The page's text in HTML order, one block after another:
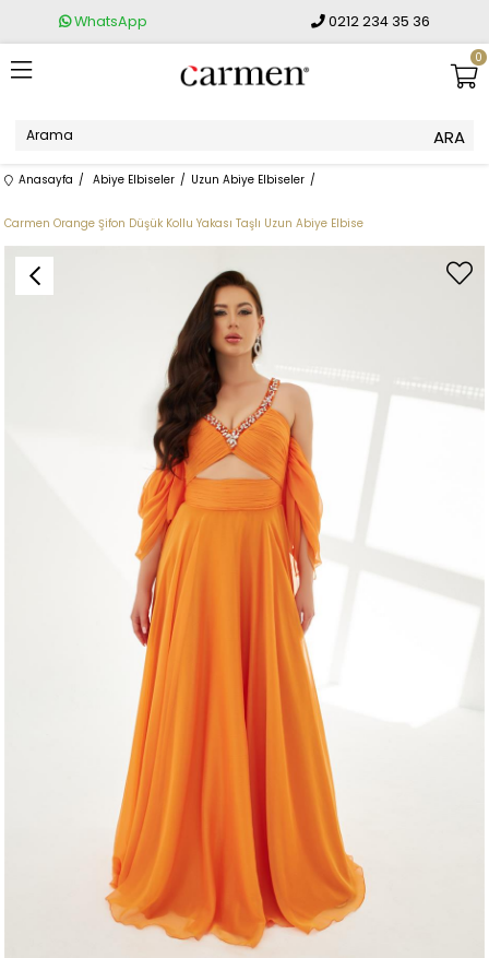
WhatsApp 0212 234 35 36
0
Anasayfa Abiye Elbiseler Uzun Abiye Elbiseler
Carmen Orange Şifon Düşük Kollu Yakası Taşlı Uzun Abiye Elbise